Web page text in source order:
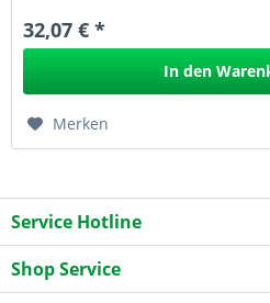
32,07 € *
In den
Merken
Service Hotline
Shop Service